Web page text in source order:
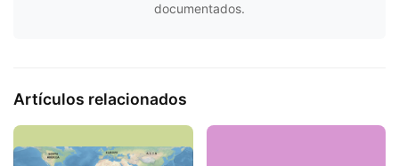
documentados.
Artículos relacionados